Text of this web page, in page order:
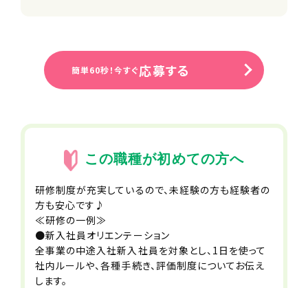
■パワハラ禁止ルール
■職場相談窓口
■社会保険完備（雇用・労災・健康・厚
■インフルエンザ予防接種補助制度
※こちらのサイトから求人にご応募い
ただいた方限定
加入保険
・雇用保険
・厚生年金保険
・健康保険
・労災保険
簡単60秒！今すぐ応募する
この職種が初めての方へ
研修制度が充実しているので、未経験の方も経験者の
方も安心です♪
≪研修の一例≫
●新入社員オリエンテーション
全事業の中途入社新入社員を対象とし、1日を使って
社内ルールや、各種手続き、評価制度についてお伝え
します。